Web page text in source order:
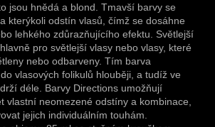
jsou hnědá a blond. Tmavší barvy se
kterýkoli odstín vlasů, čímž se dosáhne
lehkého zdůrazňujícího efektu. Světlejší
pro světlejší vlasy nebo vlasy, které
nebo odbarveny. Tím barva
vlasových folikulů hlouběji, a tudíž ve
déle. Barvy Directions umožňují
vlastní neomezené odstíny a kombinace,
jejich individuálním touhám.